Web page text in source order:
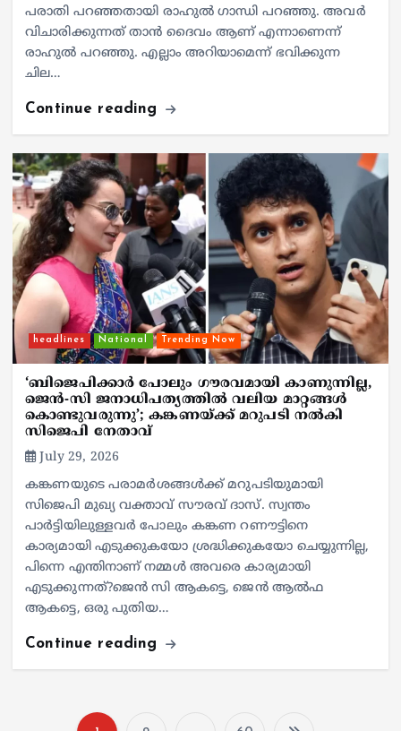
പരാതി പറഞ്ഞതായി രാഹുൽ ഗാന്ധി പറഞ്ഞു. അവർ
വിചാരിക്കുന്നത് താൻ ദൈവം ആണ് എന്നാണെന്ന്
രാഹുൽ പറഞ്ഞു. എല്ലാം അറിയാമെന്ന് ഭവിക്കുന്ന
ചില…
Continue reading
headlines National Trending Now
‘ബിജെപിക്കാർ പോലും ഗൗരവമായി കാണുന്നില്ല,
ജെൻ-സി ജനാധിപത്യത്തിൽ വലിയ മാറ്റങ്ങൾ
കൊണ്ടുവരുന്നു’; കങ്കണയ്ക്ക് മറുപടി നൽകി
സിജെപി നേതാവ്
July 29, 2026
കങ്കണയുടെ പരാമർശങ്ങൾക്ക് മറുപടിയുമായി
സിജെപി മുഖ്യ വക്താവ് സൗരവ് ദാസ്. സ്വന്തം
പാർട്ടിയിലുള്ളവർ പോലും കങ്കണ റണൗട്ടിനെ
കാര്യമായി എടുക്കുകയോ ശ്രദ്ധിക്കുകയോ ചെയ്യുന്നില്ല,
പിന്നെ എന്തിനാണ് നമ്മൾ അവരെ കാര്യമായി
എടുക്കുന്നത്?ജെൻ സി ആകട്ടെ, ജെൻ ആൽഫ
ആകട്ടെ, ഒരു പുതിയ…
Continue reading